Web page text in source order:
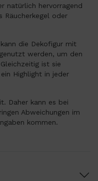
natürlich hervorragend
Räucherkegel oder
die Dekofigur mit
werden, um den
ist sie
Highlight in jeder
Daher kann es bei
Abweichungen im
kommen.